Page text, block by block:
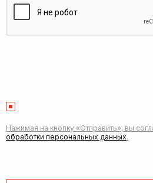
Нажимая на кнопку «Отправить», вы
обработки персональных данных.